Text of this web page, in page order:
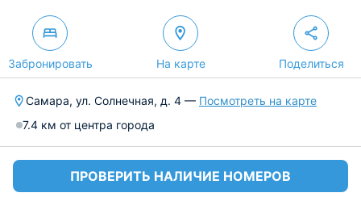
Забронировать На карте Поделиться
Самара, ул. Солнечная, д. 4 — Посмотреть на карте
7.4 км от центра города
ПРОВЕРИТЬ НАЛИЧИЕ НОМЕРОВ